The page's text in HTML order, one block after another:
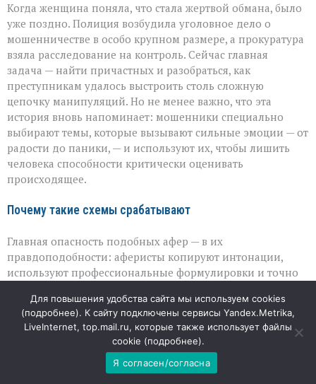
Когда женщина поняла, что стала жертвой обмана, было
уже поздно. Полиция возбудила уголовное дело о
мошенничестве в особо крупном размере, а прокуратура
взяла расследование на контроль. Сейчас главная
задача — найти причастных и разобраться, как
преступникам удалось выстроить столь сложную
цепочку манипуляций. Но не менее важно, что эта
история вновь напоминает: мошенники специально
выбирают темы, которые вызывают сильные эмоции — от
радости до паники, — и используют их, чтобы лишить
человека способности критически оценивать
происходящее.
Почему такие схемы срабатывают
Главная опасность подобных афер — в их
правдоподобности: аферисты копируют интонации,
используют профессиональные формулировки и точно
осторожные люди могут поддаться на уловку, особенно
если речь идёт о чём‑то личном и болезненном.
Правоохранители подчёркивают: ни один настоящий
сотрудник банка, полиции или военкомата не будет
просить переводить деньги на «безопасные счета» или
Для повышения удобства сайта мы используем cookies
(подробнее). К сайту подключены сервисы Yandex.Metrika,
LiveInternet, top.mail.ru, которые также использует файлы
cookie (подробнее).
Я согласен/согласна